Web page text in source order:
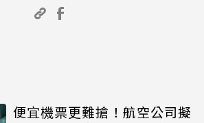
便宜機票更難搶！航空公司擬